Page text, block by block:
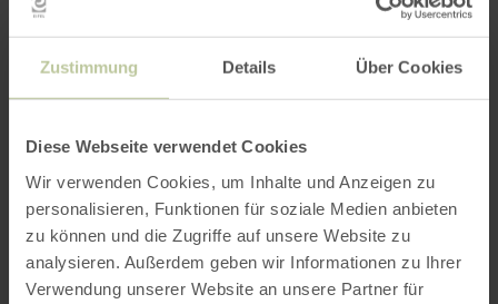
Zustimmung Details Über Cookies
Diese Webseite verwendet Cookies
Wir verwenden Cookies, um Inhalte und Anzeigen zu
personalisieren, Funktionen für soziale Medien anbieten
zu können und die Zugriffe auf unsere Website zu
analysieren. Außerdem geben wir Informationen zu Ihrer
Verwendung unserer Website an unsere Partner für
ANREISE
per Google Maps
Anfahrt von: